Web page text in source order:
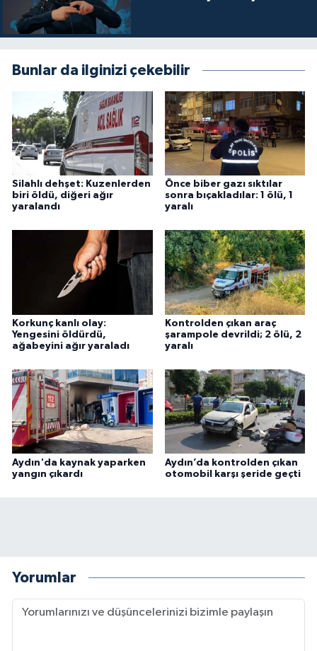
Bunlar da ilginizi çekebilir
Silahlı dehşet: Kuzenlerden
biri öldü, diğeri ağır
yaralandı
Önce biber gazı sıktılar
sonra bıçakladılar: 1 ölü, 1
yaralı
Korkunç kanlı olay:
Yengesini öldürdü,
ağabeyini ağır yaraladı
Kontrolden çıkan araç
şarampole devrildi; 2 ölü, 2
yaralı
Aydın'da kaynak yaparken
yangın çıkardı
Aydın’da kontrolden çıkan
otomobil karşı şeride geçti
Yorumlar